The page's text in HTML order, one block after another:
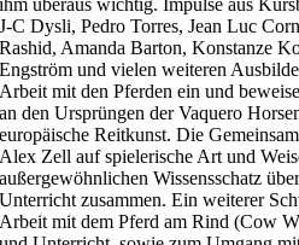
ihm überaus wichtig. Impulse aus
J-C Dysli, Pedro Torres, Jean Luc
Rashid, Amanda Barton, Konstanze
Engström und vielen weiteren
Arbeit mit den Pferden ein und
an den Ursprüngen der Vaquero
europäische Reitkunst. Die
Alex Zell auf spielerische Art und
außergewöhnlichen Wissensschatz
Unterricht zusammen. Ein weiterer
Arbeit mit dem Pferd am Rind (Cow